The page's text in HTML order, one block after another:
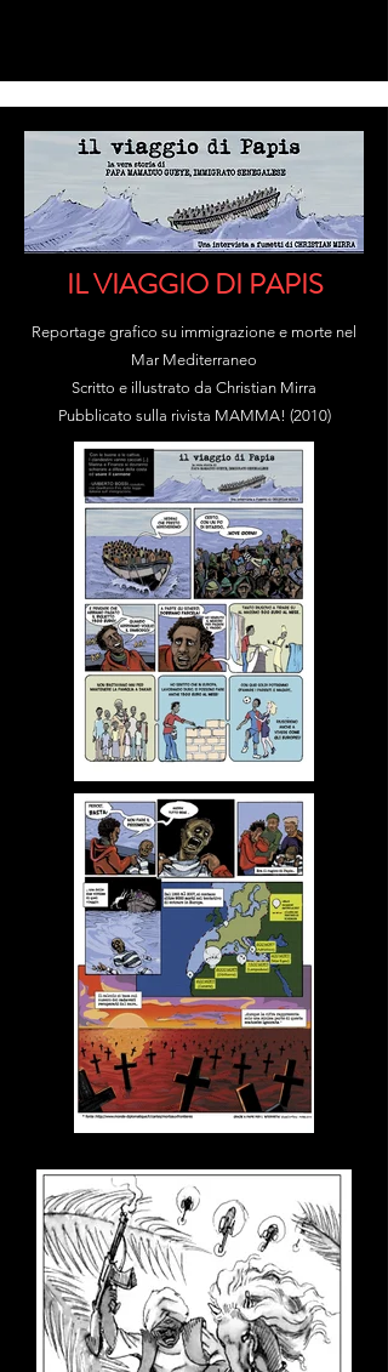
IL VIAGGIO DI PAPIS
Reportage grafico su immigrazione e morte nel
Mar Mediterraneo
Scritto e illustrato da Christian Mirra
Pubblicato sulla rivista MAMMA! (2010)